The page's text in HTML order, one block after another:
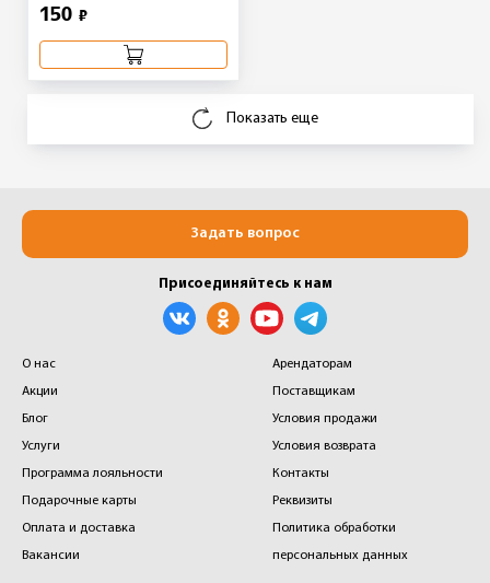
150 ₽
Показать еще
О нас
Акции
Блог
Услуги
Программа лояльности
Подарочные карты
Оплата и доставка
Вакансии
Арендаторам
Поставщикам
Условия продажи
Условия возврата
Контакты
Реквизиты
Политика обработки
персональных данных
Задать вопрос
Присоединяйтесь к нам